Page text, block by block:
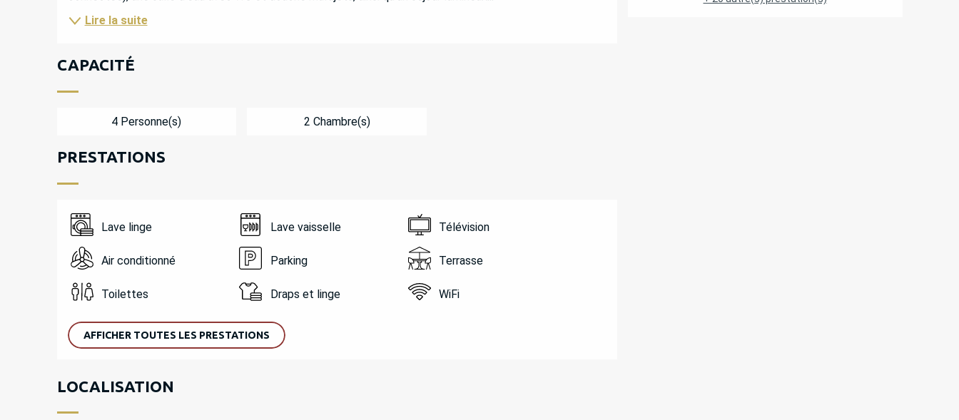
Lire la suite
CAPACITÉ
4 Personne(s) 2 Chambre(s)
PRESTATIONS
Lave linge Lave vaisselle Télévision
Air conditionné Parking Terrasse
Toilettes Draps et linge WiFi
AFFICHER TOUTES LES PRESTATIONS
LOCALISATION